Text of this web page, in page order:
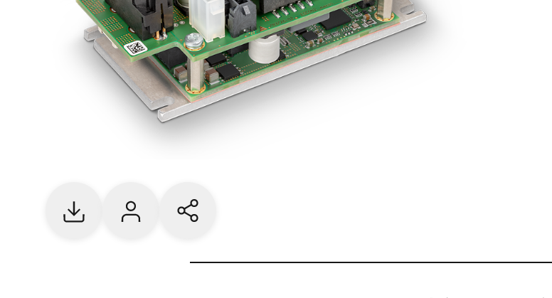
Download Contact us Share current page